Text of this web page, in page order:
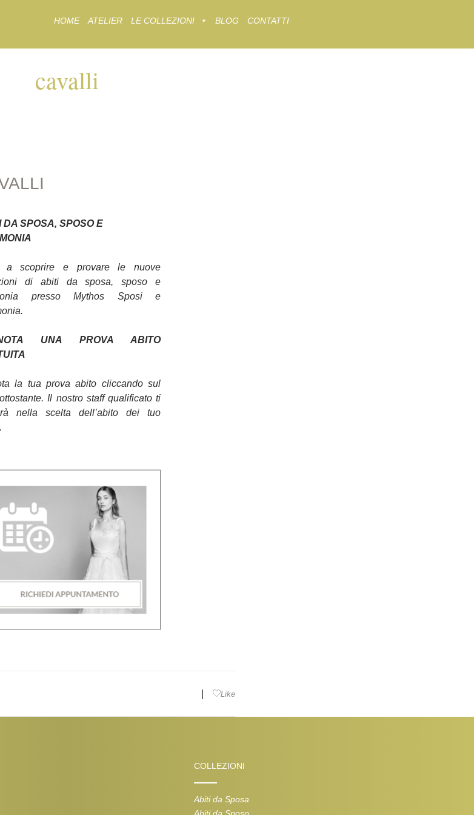
to
HOME ATELIER LE COLLEZIONI BLOG CONTATTI
cavalli
DA SPOSA, SPOSO E
a scoprire e provare le nuove
di abiti da sposa, sposo e
presso Mythos Sposi e
UNA PROVA ABITO
la tua prova abito cliccando sul
Il nostro staff qualificato ti
nella scelta dell’abito dei tuo
Like
COLLEZIONI
Abiti da Sposa